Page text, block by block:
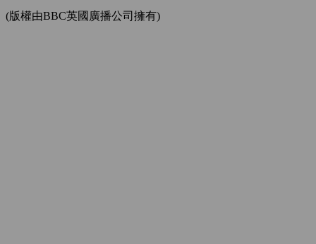
(版權由BBC英國廣播公司擁有)